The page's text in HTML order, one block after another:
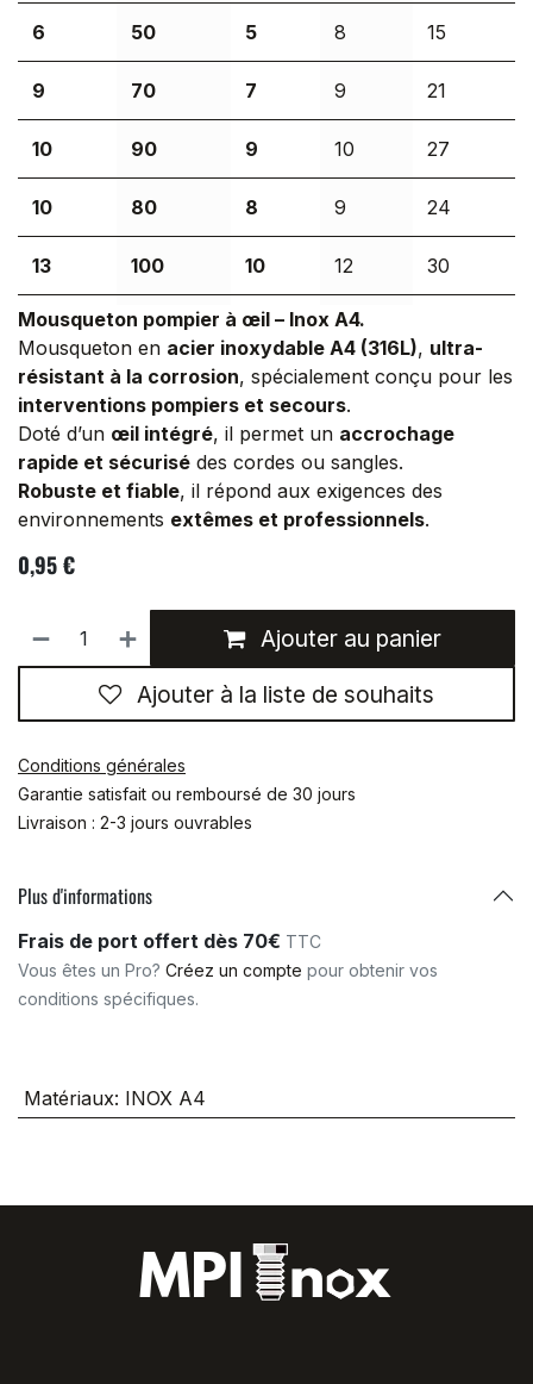
6 50 5 8 15
9 70 7 9 21
10 90 9 10 27
10 80 8 9 24
13 100 10 12 30
14 120 11 16
18 140 12 19 41
20 160 13 25 51
Mousqueton pompier à œil – Inox A4.
Mousqueton en acier inoxydable A4 (316L), ultra-
résistant à la corrosion, spécialement conçu pour les
interventions pompiers et secours.
Doté d’un œil intégré, il permet un accrochage
rapide et sécurisé des cordes ou sangles.
Robuste et fiable, il répond aux exigences des
environnements extêmes et professionnels.
0,95€
Ajouter au panier
Ajouter à la liste de souhaits
Conditions générales
Garantie satisfait ou remboursé de 30 jours
Livraison : 2-3 jours ouvrables
Plus d'informations
Frais de port offert dès 70€ TTC
Vous êtes un Pro? Créez un compte pour obtenir vos
conditions spécifiques.
Matériaux: INOX A4